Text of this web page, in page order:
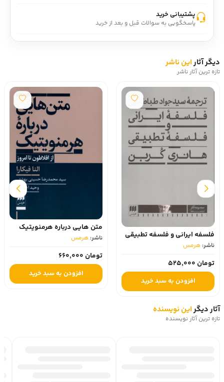
پشتیبانی خرید
پاسخگویی به سوالات قبل و بعد از خرید
دیگر آثاراین ناشر
تازه ترین آثار ناشر
فلسفه ایرانی و فلسفه تطبیقی
ناشر: هرمس‏
تومان 525,000
افزودن به سبد خرید
متن هایی درباره هرمنویتیک
ناشر: هرمس‏
تومان 660,000
افزودن به سبد خرید
آثار دیگراین نویسنده
تازه ترین آثار نویسنده